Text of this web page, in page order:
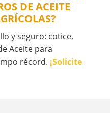
DE ACEITE
y seguro: cotice,
Aceite para
récord. ¡Solicite